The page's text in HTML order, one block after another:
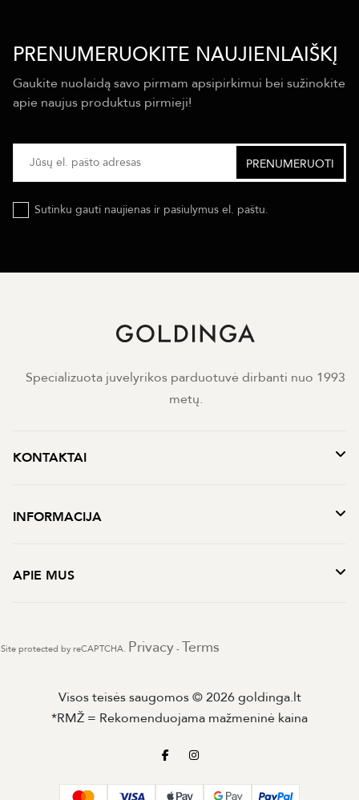
PRENUMERUOKITE NAUJIENLAIŠKĮ
Gaukite nuolaidą savo pirmam apsipirkimui bei sužinokite
apie naujus produktus pirmieji!
Sutinku gauti naujienas ir pasiulymus el. paštu.
Specializuota juvelyrikos parduotuvė dirbanti nuo 1993
metų.
KONTAKTAI
INFORMACIJA
APIE MUS
Site protected by reCAPTCHA. Privacy - Terms
Visos teisės saugomos © 2026 goldinga.lt
*RMŽ = Rekomenduojama mažmeninė kaina